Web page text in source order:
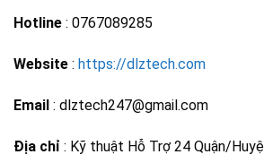
Hotline : 0767089285
Website : https://dlztech.com
Email : dlztech247@gmail.com
Địa chỉ : Kỹ thuật Hỗ Trợ 24 Quận/